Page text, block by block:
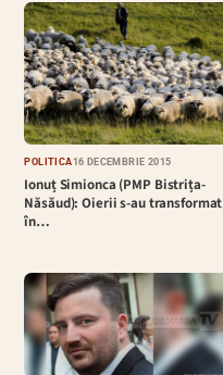
POLITICĂ16 DECEMBRIE 2015
Ionuț Simionca (PMP Bistrița-
Năsăud): Oierii s-au transformat
în…